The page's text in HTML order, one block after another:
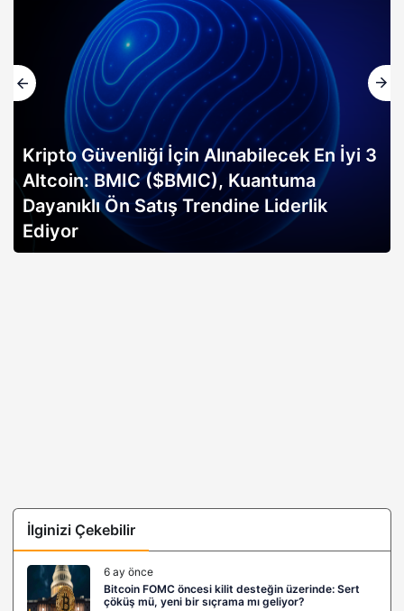
En İyi 3
Kuantuma
Liderlik
Altın rallisi, 2026
erken sinyali mi?
açıklıyor…
İlginizi Çekebilir
6 ay önce
Bitcoin FOMC öncesi kilit desteğin üzerinde: Sert
çöküş mü, yeni bir sıçrama mı geliyor?